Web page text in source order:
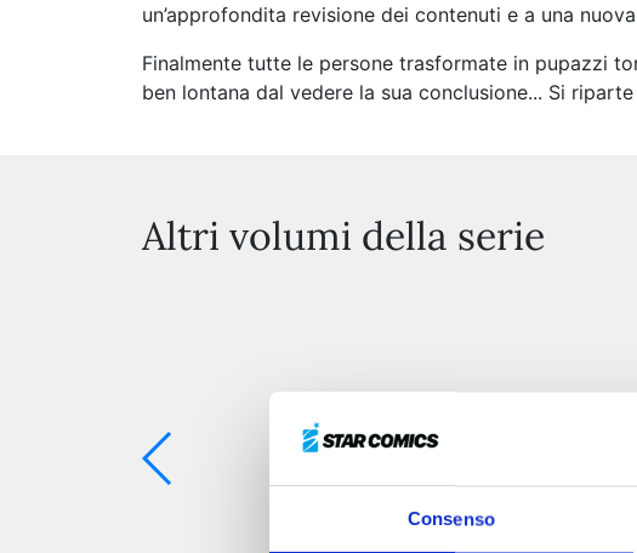
Consenso
un’approfondita revisione dei contenuti e a una
Finalmente tutte le persone trasformate in pupazzi
ben lontana dal vedere la sua conclusione... Si riparte
Altri volumi della serie